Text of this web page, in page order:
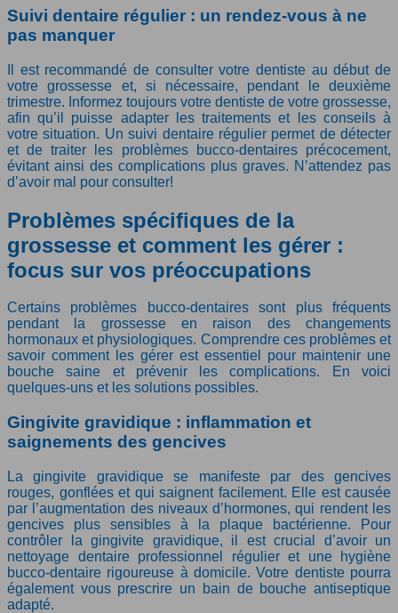
Suivi dentaire régulier : un rendez-vous à ne
pas manquer
Il est recommandé de consulter votre dentiste au début de
votre grossesse et, si nécessaire, pendant le deuxième
trimestre. Informez toujours votre dentiste de votre grossesse,
afin qu’il puisse adapter les traitements et les conseils à
votre situation. Un suivi dentaire régulier permet de détecter
et de traiter les problèmes bucco-dentaires précocement,
évitant ainsi des complications plus graves. N’attendez pas
d’avoir mal pour consulter!
Problèmes spécifiques de la
grossesse et comment les gérer :
focus sur vos préoccupations
Certains problèmes bucco-dentaires sont plus fréquents
pendant la grossesse en raison des changements
hormonaux et physiologiques. Comprendre ces problèmes et
savoir comment les gérer est essentiel pour maintenir une
bouche saine et prévenir les complications. En voici
quelques-uns et les solutions possibles.
Gingivite gravidique : inflammation et
saignements des gencives
La gingivite gravidique se manifeste par des gencives
rouges, gonflées et qui saignent facilement. Elle est causée
par l’augmentation des niveaux d’hormones, qui rendent les
gencives plus sensibles à la plaque bactérienne. Pour
contrôler la gingivite gravidique, il est crucial d’avoir un
nettoyage dentaire professionnel régulier et une hygiène
bucco-dentaire rigoureuse à domicile. Votre dentiste pourra
également vous prescrire un bain de bouche antiseptique
adapté.